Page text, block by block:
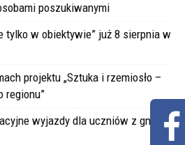
poszukiwanymi
tylko w obiektywie” już 8 sierpnia w
projektu „Sztuka i rzemiosło –
regionu”
wyjazdy dla uczniów z gminy